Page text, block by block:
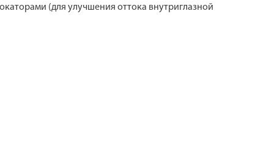
(для улучшения оттока внутриглазной